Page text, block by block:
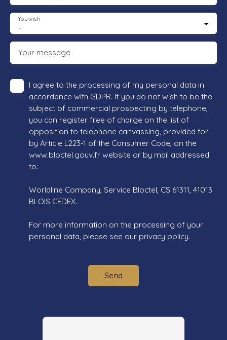
-
You wish
Your message
I agree to the processing of my personal data in
accordance with GDPR. If you do not wish to be the
subject of commercial prospecting by telephone,
you can register free of charge on the list of
opposition to telephone canvassing, provided for
by Article L223-1 of the Consumer Code, on the
www.bloctel.gouv.fr website or by mail addressed
to:
Worldline Company, Service Bloctel, CS 61311, 41013
BLOIS CEDEX.
For more information on the processing of your
personal data, please see our privacy policy.
Send